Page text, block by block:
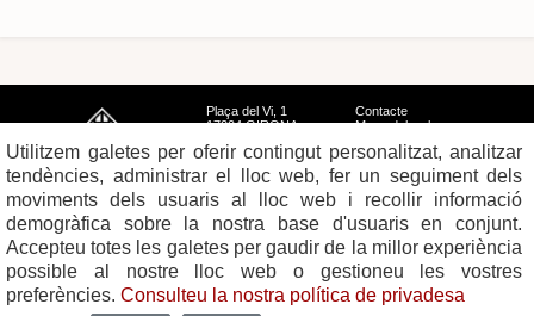
Plaça del Vi, 1
17004 GIRONA
Contacte
Mapa del web
Avís legal
Utilitzem galetes per oferir contingut personalitzat, analitzar
tendències, administrar el lloc web, fer un seguiment dels
moviments dels usuaris al lloc web i recollir informació
demogràfica sobre la nostra base d'usuaris en conjunt.
Accepteu totes les galetes per gaudir de la millor experiència
possible al nostre lloc web o gestioneu les vostres
preferències. Consulteu la nostra política de privadesa